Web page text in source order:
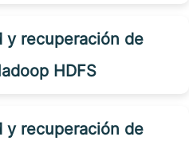
y recuperación de
HDFS
y recuperación de